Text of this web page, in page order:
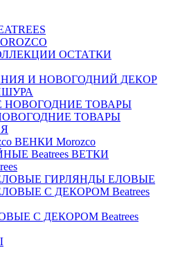
ОСТАТКИ
И НОВОГОДНИЙ ДЕКОР
ТОВАРЫ
ВЕНКИ Morozco
ВЕТКИ
ГИРЛЯНДЫ ЕЛОВЫЕ
С ДЕКОРОМ Beatrees